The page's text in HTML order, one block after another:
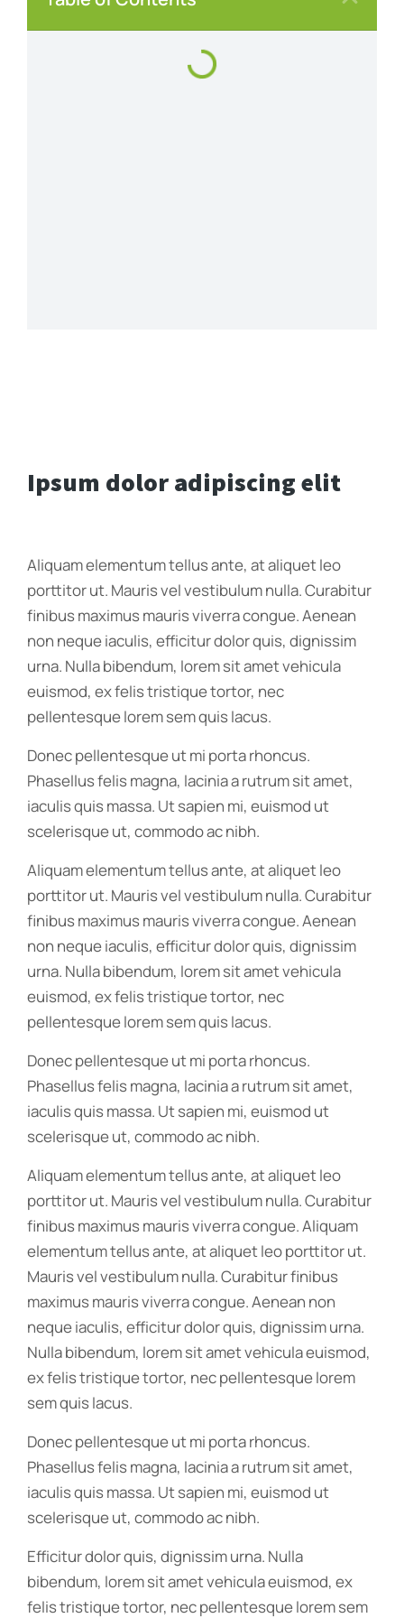
Ipsum dolor adipiscing elit
Aliquam elementum tellus ante, at aliquet leo
porttitor ut. Mauris vel vestibulum nulla. Curabitur
finibus maximus mauris viverra congue. Aenean
non neque iaculis, efficitur dolor quis, dignissim
urna. Nulla bibendum, lorem sit amet vehicula
euismod, ex felis tristique tortor, nec
pellentesque lorem sem quis lacus.
Donec pellentesque ut mi porta rhoncus.
Phasellus felis magna, lacinia a rutrum sit amet,
iaculis quis massa. Ut sapien mi, euismod ut
scelerisque ut, commodo ac nibh.
Aliquam elementum tellus ante, at aliquet leo
porttitor ut. Mauris vel vestibulum nulla. Curabitur
finibus maximus mauris viverra congue. Aenean
non neque iaculis, efficitur dolor quis, dignissim
urna. Nulla bibendum, lorem sit amet vehicula
euismod, ex felis tristique tortor, nec
pellentesque lorem sem quis lacus.
Donec pellentesque ut mi porta rhoncus.
Phasellus felis magna, lacinia a rutrum sit amet,
iaculis quis massa. Ut sapien mi, euismod ut
scelerisque ut, commodo ac nibh.
Aliquam elementum tellus ante, at aliquet leo
porttitor ut. Mauris vel vestibulum nulla. Curabitur
finibus maximus mauris viverra congue. Aliquam
elementum tellus ante, at aliquet leo porttitor ut.
Mauris vel vestibulum nulla. Curabitur finibus
maximus mauris viverra congue. Aenean non
neque iaculis, efficitur dolor quis, dignissim urna.
Nulla bibendum, lorem sit amet vehicula euismod,
ex felis tristique tortor, nec pellentesque lorem
sem quis lacus.
Donec pellentesque ut mi porta rhoncus.
Phasellus felis magna, lacinia a rutrum sit amet,
iaculis quis massa. Ut sapien mi, euismod ut
scelerisque ut, commodo ac nibh.
Efficitur dolor quis, dignissim urna. Nulla
bibendum, lorem sit amet vehicula euismod, ex
felis tristique tortor, nec pellentesque lorem sem